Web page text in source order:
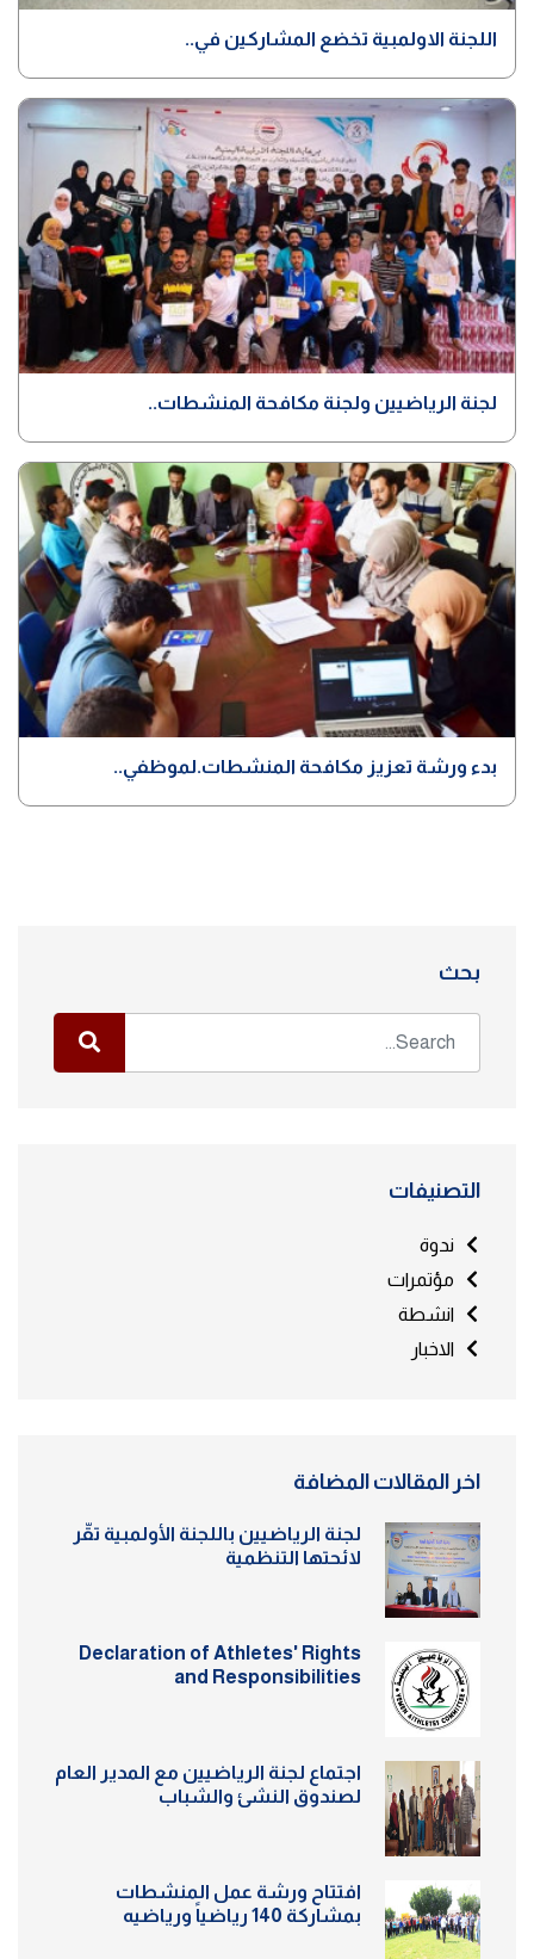
اللجنة الاولمبية تخضع المشاركين في..
لجنة الرياضيين ولجنة مكافحة المنشطات..
بدء ورشة تعزيز مكافحة المنشطات.لموظفي..
بحث
التصنيفات
ندوة
مؤتمرات
انشطة
الاخبار
اخر المقالات المضافة
لجنة الرياضيين باللجنة الأولمبية تقّر
لائحتها التنظمية
Declaration of Athletes' Rights
and Responsibilities
اجتماع لجنة الرياضيين مع المدير العام
لصندوق النشئ والشباب
افتتاح ورشة عمل المنشطات
بمشاركة 140 رياضياً ورياضيه